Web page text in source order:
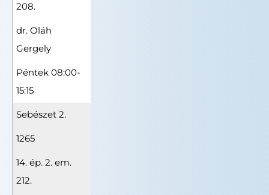
208.
dr. Oláh
Gergely
Péntek 08:00-
15:15
Sebészet 2.
1265
14. ép. 2. em.
212.